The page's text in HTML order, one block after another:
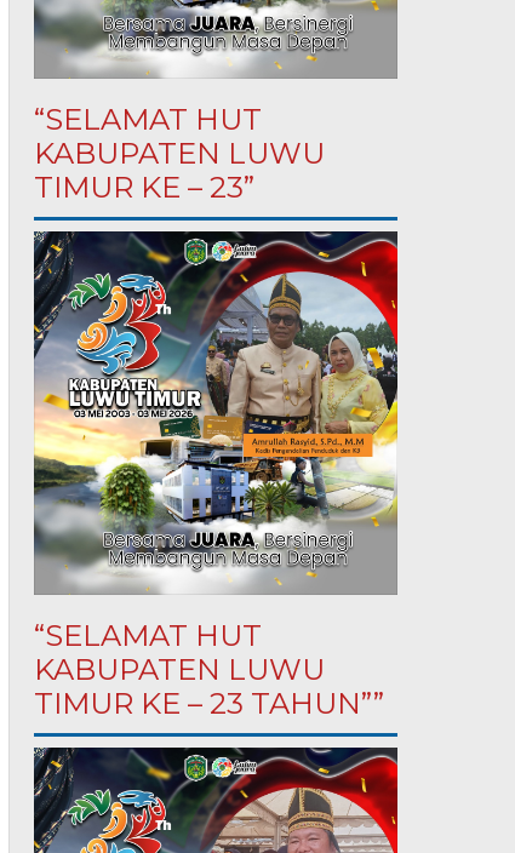
“SELAMAT HUT
KABUPATEN LUWU
TIMUR KE – 23”
“SELAMAT HUT
KABUPATEN LUWU
TIMUR KE – 23 TAHUN””